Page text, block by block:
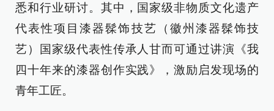
悉和行业研讨。其中，国家级非物质文化遗产
代表性项目漆器髹饰技艺（徽州漆器髹饰技
艺）国家级代表性传承人甘而可通过讲演《我
四十年来的漆器创作实践》，激励启发现场的
青年工匠。